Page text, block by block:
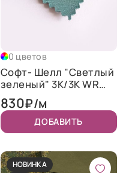
0 цветов
Софт- Шелл "Светлый
зеленый" 3K/3K WR
TPU 320
830₽/м
ДОБАВИТЬ
НОВИНКА